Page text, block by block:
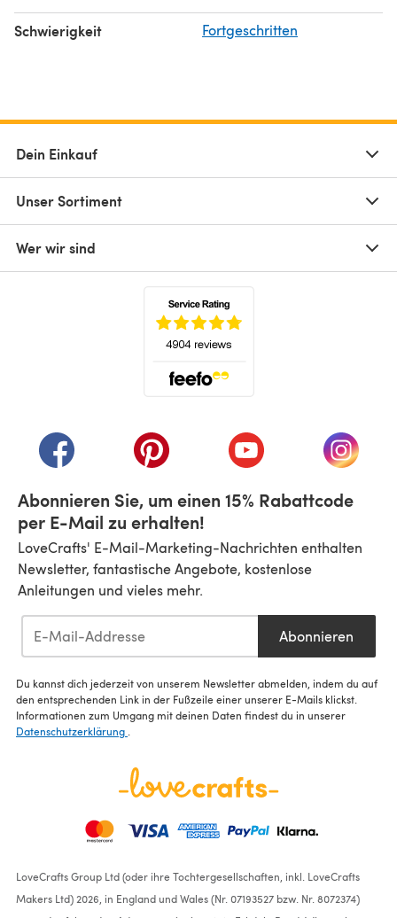
Schwierigkeit Fortgeschritten
Dein Einkauf
Unser Sortiment
Wer wir sind
(öffnet sich in einem neuen Tab)
(öffnet sich in einem neuen Tab)
(öffnet sich in einem
(öffnet
Abonnieren Sie, um einen 15% Rabattcode
per E-Mail zu erhalten!
LoveCrafts' E-Mail-Marketing-Nachrichten enthalten
Newsletter, fantastische Angebote, kostenlose
Anleitungen und vieles mehr.
Abonnieren
Du kannst dich jederzeit von unserem Newsletter abmelden, indem du auf
den entsprechenden Link in der Fußzeile einer unserer E-Mails klickst.
Informationen zum Umgang mit deinen Daten findest du in unserer
Datenschutzerklärung
LoveCrafts Group Ltd (oder ihre Tochtergesellschaften, inkl. LoveCrafts
Makers Ltd) 2026, in England und Wales (Nr. 07193527 bzw. Nr. 8072374)